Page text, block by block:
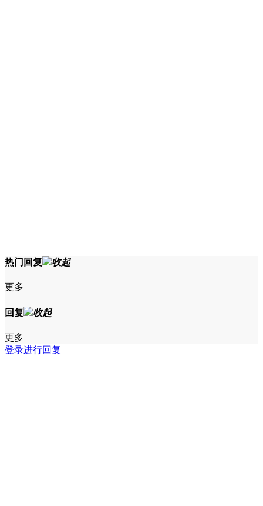
热门回复 收起
更多
回复 收起
更多
登录进行回复